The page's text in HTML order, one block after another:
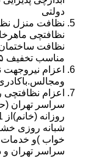
دولتی
نظافت منزل
نظافتچی
نظافت ساختمان
مناسب تخفیف ۵درصدی●
اعزام نیروجهت
اعزام نظافتچی
سراسر تهران
شبانه روزی
خواب )و خدمات
سراسر تهران و